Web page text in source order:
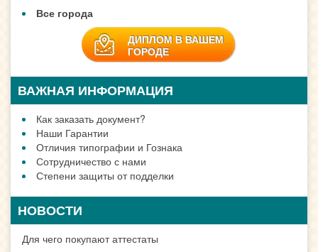
Все города
ДИПЛОМ В ВАШЕМ
ГОРОДЕ
ВАЖНАЯ ИНФОРМАЦИЯ
Как заказать документ?
Наши Гарантии
Отличия типографии и Гознака
Сотрудничество с нами
Степени защиты от подделки
НОВОСТИ
Для чего покупают аттестаты